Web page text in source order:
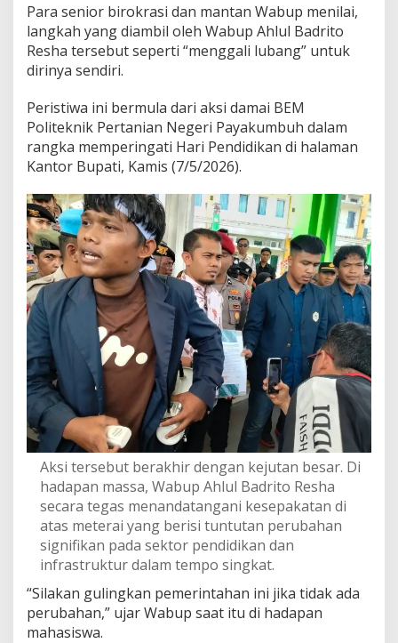
i
n
g
,
M
a
n
t
a
n
B
i
r
o
k
r
a
t
&
M
n
t
a
W
a
b
u
p
K
o
p
a
Para senior birokrasi dan mantan Wabup menilai,
langkah yang diambil oleh Wabup Ahlul Badrito
Resha tersebut seperti “menggali lubang” untuk
dirinya sendiri.
Peristiwa ini bermula dari aksi damai BEM
Politeknik Pertanian Negeri Payakumbuh dalam
rangka memperingati Hari Pendidikan di halaman
Kantor Bupati, Kamis (7/5/2026).
Aksi tersebut berakhir dengan kejutan besar. Di
hadapan massa, Wabup Ahlul Badrito Resha
secara tegas menandatangani kesepakatan di
atas meterai yang berisi tuntutan perubahan
signifikan pada sektor pendidikan dan
infrastruktur dalam tempo singkat.
“Silakan gulingkan pemerintahan ini jika tidak ada
perubahan,” ujar Wabup saat itu di hadapan
mahasiswa.